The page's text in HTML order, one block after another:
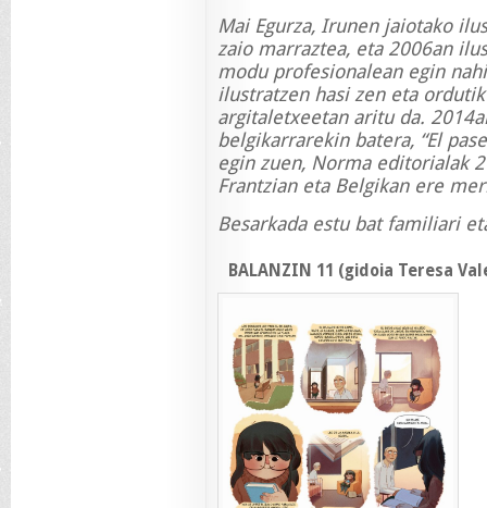
Mai Egurza, Irunen jaiotako
zaio marraztea, eta 2006an
modu profesionalean egin
ilustratzen hasi zen eta
argitaletxeetan aritu da.
belgikarrarekin batera, “El
egin zuen, Norma editorialak
Frantzian eta Belgikan ere
Besarkada estu bat familiari
BALANZIN 11 (gidoia Teresa